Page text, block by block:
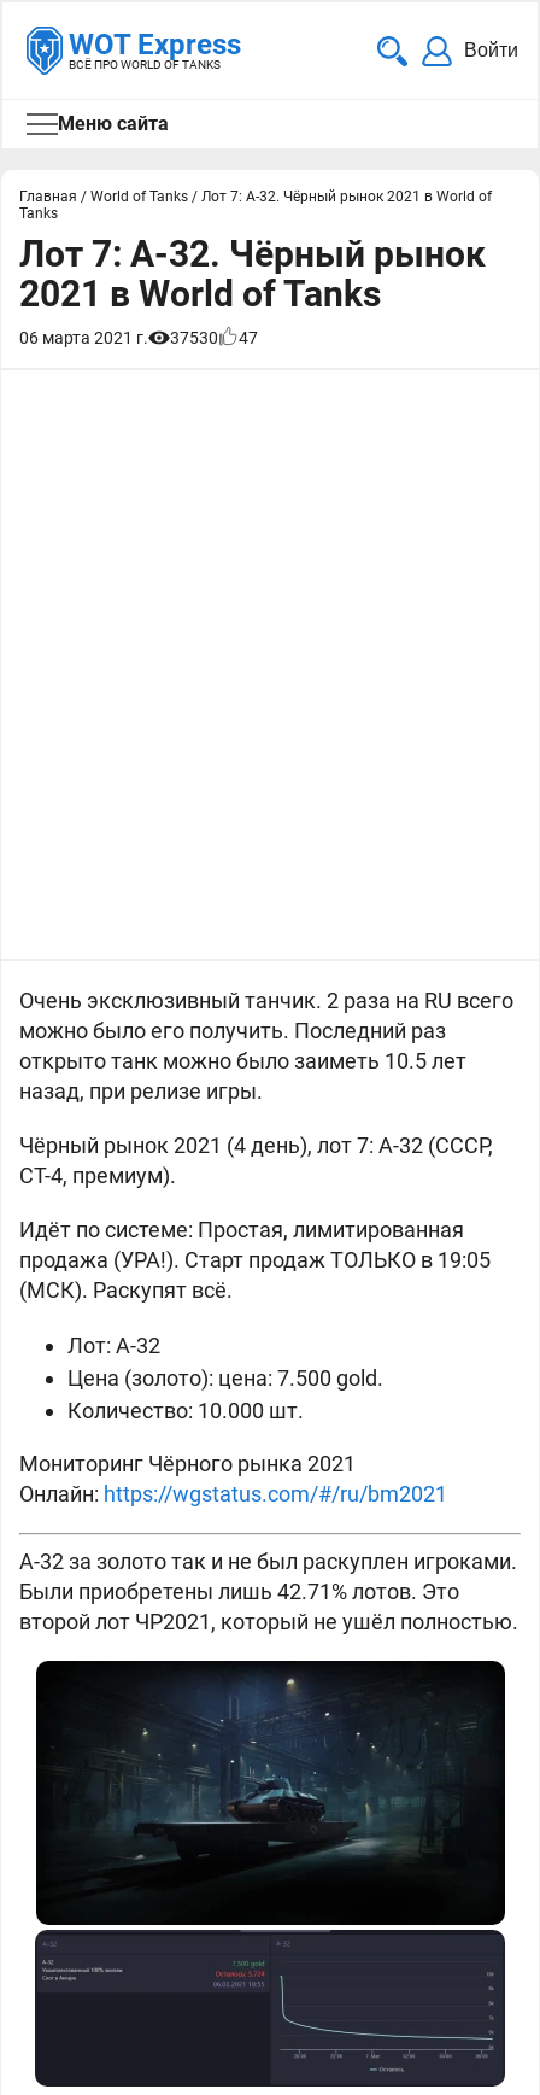
WOT Express
ВСЁ ПРО WORLD OF TANKS
Войти
Меню сайта
Главная / World of Tanks / Лот 7: А-32. Чёрный рынок 2021 в World of
Tanks
Лот 7: А-32. Чёрный рынок
2021 в World of Tanks
06 марта 2021 г. 37530 47
Очень эксклюзивный танчик. 2 раза на RU всего
можно было его получить. Последний раз
открыто танк можно было заиметь 10.5 лет
назад, при релизе игры.
Чёрный рынок 2021 (4 день), лот 7: А-32 (СССР,
СТ-4, премиум).
Идёт по системе: Простая, лимитированная
продажа (УРА!). Старт продаж ТОЛЬКО в 19:05
(МСК). Раскупят всё.
Лот: А-32
Цена (золото): цена: 7.500 gold.
Количество: 10.000 шт.
Мониторинг Чёрного рынка 2021
Онлайн: https://wgstatus.com/#/ru/bm2021
А-32 за золото так и не был раскуплен игроками.
Были приобретены лишь 42.71% лотов. Это
второй лот ЧР2021, который не ушёл полностью.